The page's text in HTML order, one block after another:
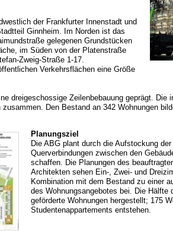
der Frankfurter Innenstadt und
Ginnheim. Im Norden ist das
gelegenen Grundstücken
im Süden von der Platenstraße
Zweig-Straße 1-17.
Verkehrsflächen eine Größe
dreigeschossige Zeilenbebauung geprägt. Die
Den Bestand an 342 Wohnungen
Planungsziel
Die ABG plant durch die Aufstockung
Querverbindungen zwischen den
schaffen. Die Planungen des
Architekten sehen Ein-, Zwei- und
Kombination mit dem Bestand zu einer
des Wohnungsangebotes bei. Die Hälfte
geförderte Wohnungen hergestellt; 175
Studentenappartements entstehen.